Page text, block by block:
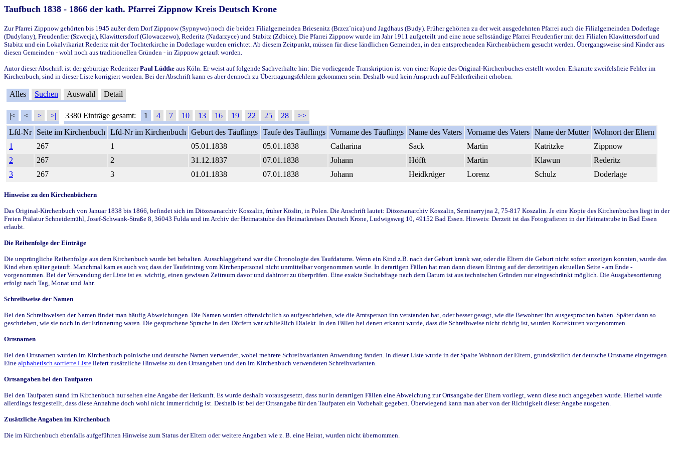
Taufbuch 1838 - 1866 der kath. Pfarrei Zippnow Kreis Deutsch Krone
Zur Pfarrei Zippnow gehörten bis 1945 außer dem Dorf Zippnow (Sypnywo) noch die beiden Filialgemeinden Briesenitz (Brzez`nica) und Jagdhaus (Budy). Früher gehörten zu der weit ausgedehnten Pfarrei auch die Filialgemeinden Doderlage
(Dudylany), Freudenfier (Szwecja), Klawittersdorf (Glowaczewo), Rederitz (Nadarzyce) und Stabitz (Zdbice). Die Pfarrei Zippnow wurde im Jahr 1911 aufgeteilt und eine neue selbständige Pfarrei Freudenfier mit den Filialen Klawittersdorf und
Stabitz und ein Lokalvikariat Rederitz mit der Tochterkirche in Doderlage wurden errichtet. Ab diesem Zeitpunkt, müssen für diese ländlichen Gemeinden, in den entsprechenden Kirchenbüchern gesucht werden. Übergangsweise sind Kinder aus
diesen Gemeinden - wohl noch aus traditionellen Gründen - in Zippnow getauft worden.
Autor dieser Abschrift ist der gebürtige RederitzerPaul Lüdtke aus Köln. Er weist auf folgende Sachverhalte hin: Die vorliegende Transkription ist von einer Kopie des Original-Kirchenbuches erstellt worden. Erkannte zweifelsfreie Fehler im
Kirchenbuch, sind in dieser Liste korrigiert worden. Bei der Abschrift kann es aber dennoch zu Übertragungsfehlern gekommen sein. Deshalb wird kein Anspruch auf Fehlerfreiheit erhoben.
Alles Suchen Auswahl Detail
|< < > >| 3380 Einträge gesamt: 1 4 7 10 13 16 19 22 25 28
>>
Lfd-Nr
Seite im Kirchenbuch Lfd-Nr im Kirchenbuch Geburt des Täuflings Taufe des Täuflings Vorname des Täuflings Name des Vaters Vorname des Vaters Name der Mutter Wohnort der Eltern
1
267 1 05.01.1838 05.01.1838 Catharina Sack Martin Katritzke
Zippnow
2
267 2 31.12.1837 07.01.1838 Johann Höfft Martin Klawun
Rederitz
3
267 3 01.01.1838 07.01.1838 Johann Heidkrüger Lorenz Schulz Doderlage
Hinweise zu den Kirchenbüchern
Das Original-Kirchenbuch von Januar 1838 bis 1866, befindet sich im Diözesanarchiv Koszalin, früher Köslin, in Polen. Die Anschrift lautet: Diözesanarchiv Koszalin, Seminarryjna 2, 75-817 Koszalin. Je eine Kopie des Kirchenbuches liegt in der
Freien Prälatur Schneidemühl, Josef-Schwank-Straße 8, 36043 Fulda und im Archiv der Heimatstube des Heimatkreises Deutsch Krone, Ludwigsweg 10, 49152 Bad Essen. Hinweis: Derzeit ist das Fotografieren in der Heimatstube in Bad Essen
erlaubt.
Die Reihenfolge der Einträge
Die ursprüngliche Reihenfolge aus dem Kirchenbuch wurde bei behalten. Ausschlaggebend war die Chronologie des Taufdatums. Wenn ein Kind z.B. nach der Geburt krank war, oder die Eltern die Geburt nicht sofort anzeigen konnten, wurde das
Kind eben später getauft. Manchmal kam es auch vor, dass der Taufeintrag vom Kirchenpersonal nicht unmittelbar vorgenommen wurde. In derartigen Fällen hat man dann diesen Eintrag auf der derzeitigen aktuellen Seite - am Ende -
vorgenommen. Bei der Verwendung der Liste ist es wichtig, einen gewissen Zeitraum davor und dahinter zu überprüfen. Eine exakte Suchabfrage nach dem Datum ist aus technischen Gründen nur eingeschränkt möglich. Die Ausgabesortierung
erfolgt nach Tag, Monat und Jahr.
Schreibweise der Namen
Bei den Schreibweisen der Namen findet man häufig Abweichungen. Die Namen wurden offensichtlich so aufgeschrieben, wie die Amtsperson ihn verstanden hat, oder besser gesagt, wie die Bewohner ihn ausgesprochen haben. Später dann so
geschrieben, wie sie noch in der Erinnerung waren. Die gesprochene Sprache in den Dörfern war schließlich Dialekt. In den Fällen bei denen erkannt wurde, dass die Schreibweise nicht richtig ist, wurden Korrekturen vorgenommen.
Ortsnamen
Bei den Ortsnamen wurden im Kirchenbuch polnische und deutsche Namen verwendet, wobei mehrere Schreibvarianten Anwendung fanden. In dieser Liste wurde in der Spalte Wohnort der Eltern, grundsätzlich der deutsche Ortsname eingetragen.
Eine alphabetisch sortierte Liste liefert zusätzliche Hinweise zu den Ortsangaben und den im Kirchenbuch verwendeten Schreibvarianten.
Ortsangaben bei den Taufpaten
Bei den Taufpaten stand im Kirchenbuch nur selten eine Angabe der Herkunft. Es wurde deshalb vorausgesetzt, dass nur in derartigen Fällen eine Abweichung zur Ortsangabe der Eltern vorliegt, wenn diese auch angegeben wurde. Hierbei wurde
allerdings festgestellt, dass diese Annahme doch wohl nicht immer richtig ist. Deshalb ist bei der Ortsangabe für den Taufpaten ein Vorbehalt gegeben. Überwiegend kann man aber von der Richtigkeit dieser Angabe ausgehen.
Zusätzliche Angaben im Kirchenbuch
Die im Kirchenbuch ebenfalls aufgeführten Hinweise zum Status der Eltern oder weitere Angaben wie z. B. eine Heirat, wurden nicht übernommen.